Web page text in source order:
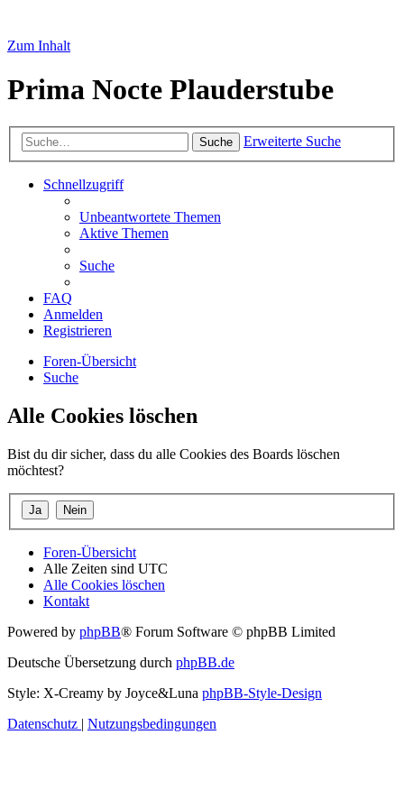
Zum Inhalt
Prima Nocte Plauderstube
Suche Erweiterte Suche
Schnellzugriff
Unbeantwortete Themen
Aktive Themen
Suche
FAQ
Anmelden
Registrieren
Foren-Übersicht
Suche
Alle Cookies löschen
Bist du dir sicher, dass du alle Cookies des Boards löschen
möchtest?
Foren-Übersicht
Alle Zeiten sind UTC
Alle Cookies löschen
Kontakt
Powered by phpBB® Forum Software © phpBB Limited
Deutsche Übersetzung durch phpBB.de
Style: X-Creamy by Joyce&Luna phpBB-Style-Design
Datenschutz | Nutzungsbedingungen